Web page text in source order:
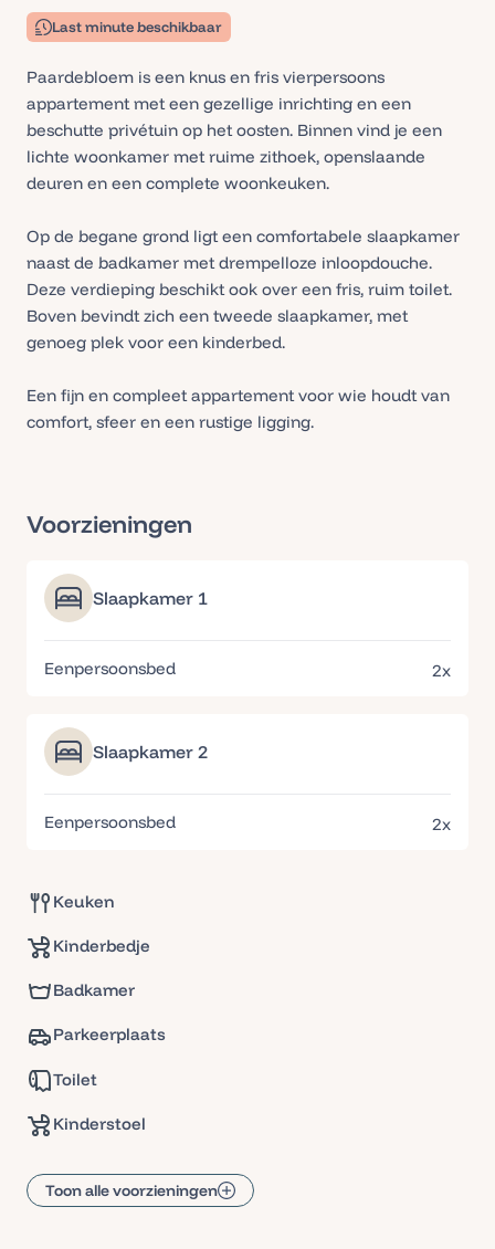
Last minute beschikbaar
Paardebloem is een knus en fris vierpersoons
appartement met een gezellige inrichting en een
beschutte privétuin op het oosten. Binnen vind je een
lichte woonkamer met ruime zithoek, openslaande
deuren en een complete woonkeuken.
Op de begane grond ligt een comfortabele slaapkamer
naast de badkamer met drempelloze inloopdouche.
Deze verdieping beschikt ook over een fris, ruim toilet.
Boven bevindt zich een tweede slaapkamer, met
genoeg plek voor een kinderbed.
Een fijn en compleet appartement voor wie houdt van
comfort, sfeer en een rustige ligging.
Voorzieningen
Slaapkamer 1
Eenpersoonsbed 2x
Slaapkamer 2
Eenpersoonsbed 2x
Keuken
Kinderbedje
Badkamer
Parkeerplaats
Toilet
Kinderstoel
Toon alle voorzieningen